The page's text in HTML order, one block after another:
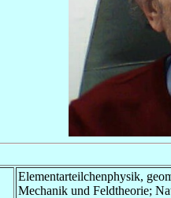
Elementarteilchenphysik,
Mechanik und Feldtheorie;